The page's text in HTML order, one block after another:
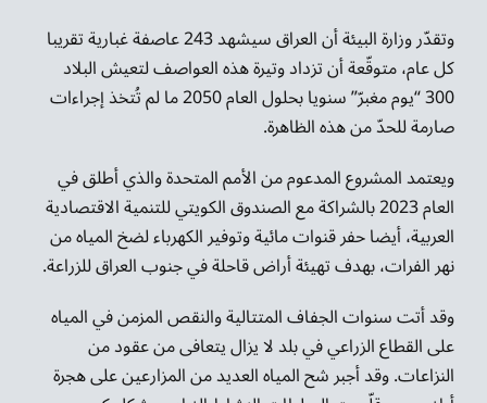
وتقدّر وزارة البيئة أن العراق سيشهد 243 عاصفة غبارية تقريبا
كل عام، متوقّعة أن تزداد وتيرة هذه العواصف لتعيش البلاد
300 “يوم مغبرّ” سنويا بحلول العام 2050 ما لم تُتخذ إجراءات
صارمة للحدّ من هذه الظاهرة.
ويعتمد المشروع المدعوم من الأمم المتحدة والذي أطلق في
العام 2023 بالشراكة مع الصندوق الكويتي للتنمية الاقتصادية
العربية، أيضا حفر قنوات مائية وتوفير الكهرباء لضخ المياه من
نهر الفرات، بهدف تهيئة أراض قاحلة في جنوب العراق للزراعة.
وقد أتت سنوات الجفاف المتتالية والنقص المزمن في المياه
على القطاع الزراعي في بلد لا يزال يتعافى من عقود من
النزاعات. وقد أجبر شح المياه العديد من المزارعين على هجرة